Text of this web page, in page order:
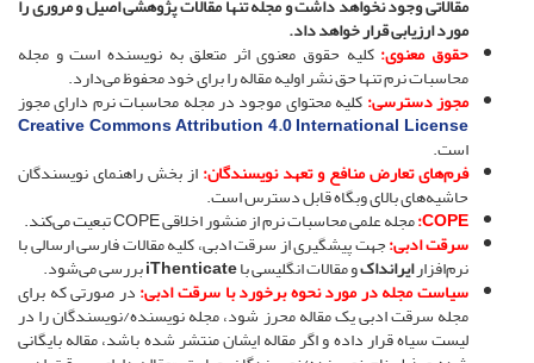
مورد ارزیابی قرار خواهد داد.
حقوق معنوی:کلیه حقوق معنوی اثر متعلق به نویسنده است و مجله
محاسبات نرم تنها حق نشر اولیه مقاله را برای خود محفوظ می‌دارد.
مجوز دسترسی:کلیه محتوای موجود در مجله محاسبات نرم دارای مجوز
Creative Commons Attribution 4.0 International License
است.
فرم‌های تعارض منافع و تعهد نویسندگان:از بخش راهنمای نویسندگان
حاشیه‌های بالای وبگاه قابل دسترس است.
COPE: مجله علمی محاسبات نرم از منشور اخلاقی COPE تبعیت می‌کند.
سرقت ادبی:جهت پیشگیری از سرقت ادبی، کلیه مقالات فارسی ارسالی با
نرم‌افزارایرانداکو مقالات انگلیسی باiThenticateبررسی می‌شود.
سیاست مجله در مورد نحوه برخورد با سرقت ادبی:در صورتی که برای
مجله سرقت ادبی یک مقاله محرز شود، مجله نویسنده/نویسندگان را در
لیست سیاه قرار داده و اگر مقاله ایشان منتشر شده باشد، مقاله بایگانی